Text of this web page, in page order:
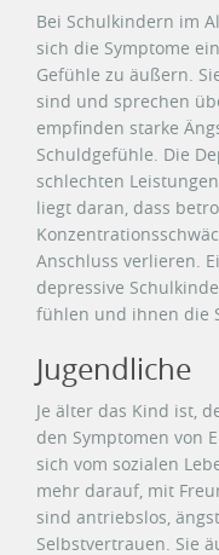
Bei Schulkindern im
sich die Symptome
Gefühle zu äußern.
sind und sprechen
empfinden starke
Schuldgefühle. Die
schlechten
liegt daran, dass
Anschluss verlieren.
depressive
fühlen und ihnen die
Jugendliche
Je älter das Kind ist,
den Symptomen von
sich vom sozialen
mehr darauf, mit
sind antriebslos,
Selbstvertrauen. Sie